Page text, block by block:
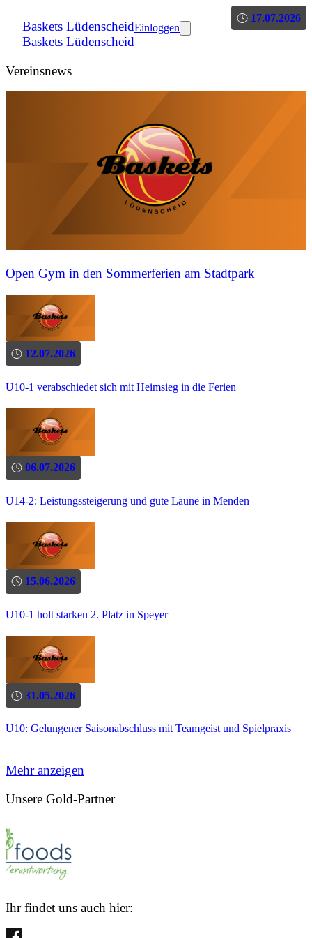
Baskets Lüdenscheid
Baskets Lüdenscheid
Einloggen
Vereinsnews
17.07.2026
Open Gym in den Sommerferien am Stadtpark
12.07.2026
U10-1 verabschiedet sich mit Heimsieg in die Ferien
06.07.2026
U14-2: Leistungssteigerung und gute Laune in Menden
15.06.2026
U10-1 holt starken 2. Platz in Speyer
31.05.2026
U10: Gelungener Saisonabschluss mit Teamgeist und Spielpraxis
Mehr anzeigen
Unsere Gold-Partner
Ihr findet uns auch hier: